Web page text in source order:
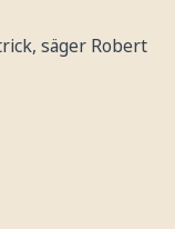
säger Robert